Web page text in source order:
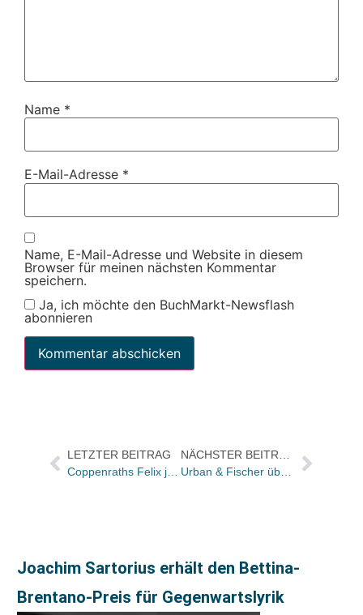
Name *
E-Mail-Adresse *
Name, E-Mail-Adresse und Website in diesem
Browser für meinen nächsten Kommentar
speichern.
Ja, ich möchte den BuchMarkt-Newsflash
abonnieren
LETZTER BEITRAG
Coppenraths Felix jetzt auch im Schuhgeschäft
Joachim Sartorius erhält den Bettina-
Brentano-Preis für Gegenwartslyrik